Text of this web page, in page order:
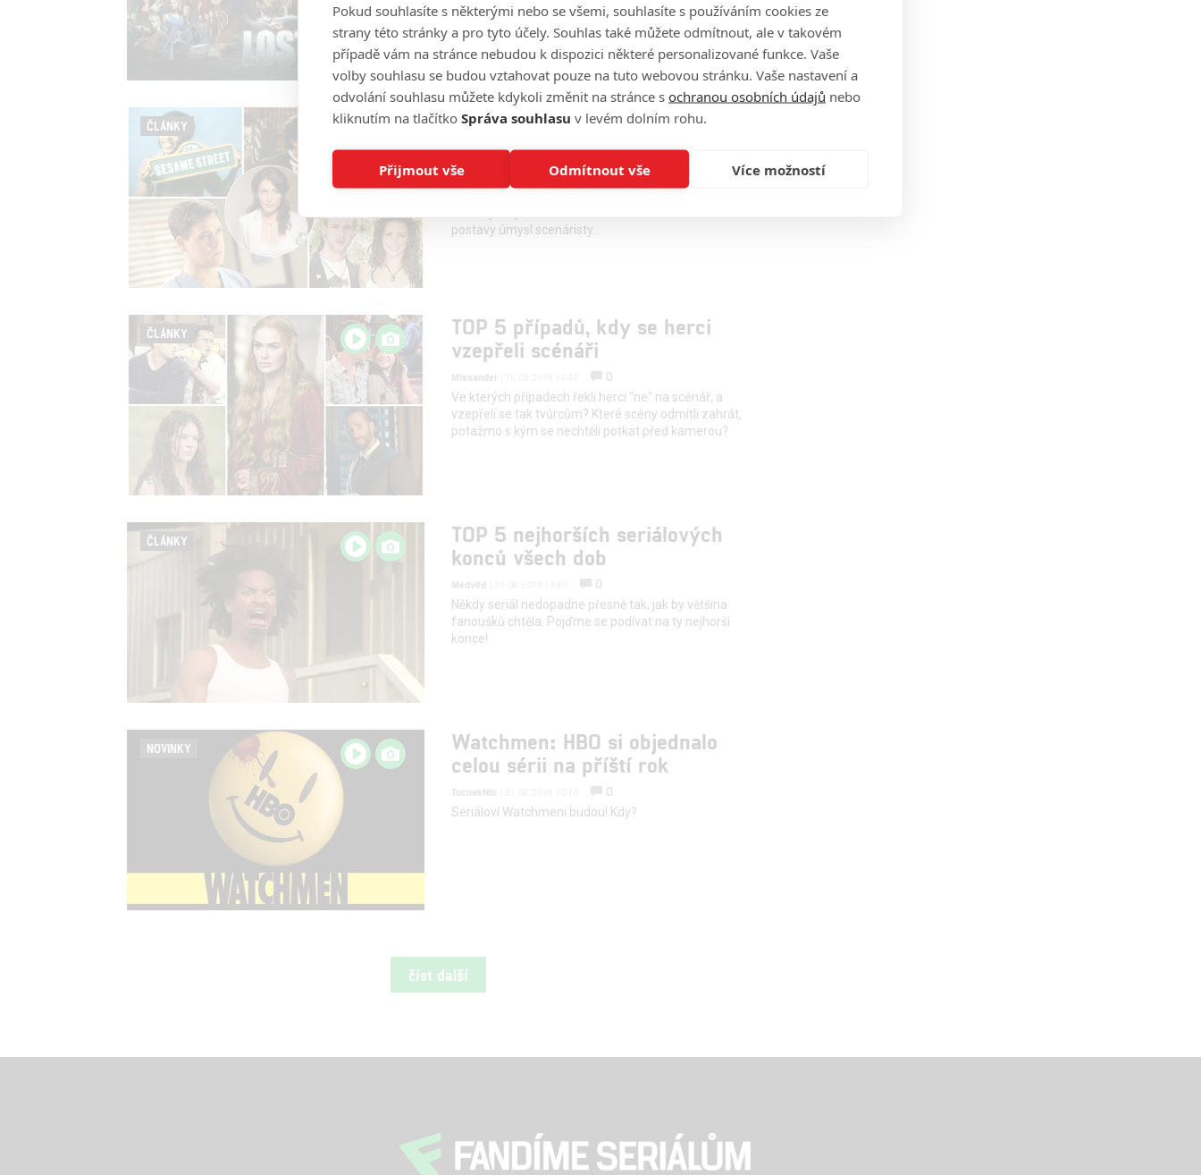
ČLÁNKY
TOP 6 podivných důvodů, které
herců ze scénáře
Missandei
0
postavy úmysl scenáristy...
ČLÁNKY
TOP 5 případů, kdy se herci
vzepřeli scénáři
Missandei
0
Ve kterých případech řekli herci "ne" na scénář, a
vzepřeli se tak tvůrcům? Které scény odmítli zahrát,
potažmo s kým se nechtěli potkat před kamerou?
ČLÁNKY
TOP 5 nejhorších seriálových
konců všech dob
Medvěd
0
Někdy seriál nedopadne přesně tak, jak by většina
fanoušků chtěla. Pojďme se podívat na ty nejhorší
konce!
NOVINKY
Watchmen: HBO si objednalo
celou sérii na příští rok
TucnakNik
0
Seriáloví Watchmeni budou! Kdy?
číst další
Pokud souhlasíte s některými nebo se všemi, souhlasíte s používáním cookies ze
strany této stránky a pro tyto účely. Souhlas také můžete odmítnout, ale v takovém
případě vám na stránce nebudou k dispozici některé personalizované funkce. Vaše
volby souhlasu se budou vztahovat pouze na tuto webovou stránku. Vaše nastavení a
odvolání souhlasu můžete kdykoli změnit na stránce s ochranou osobních údajů nebo
kliknutím na tlačítko Správa souhlasu v levém dolním rohu.
Přijmout vše Odmítnout vše Více možností